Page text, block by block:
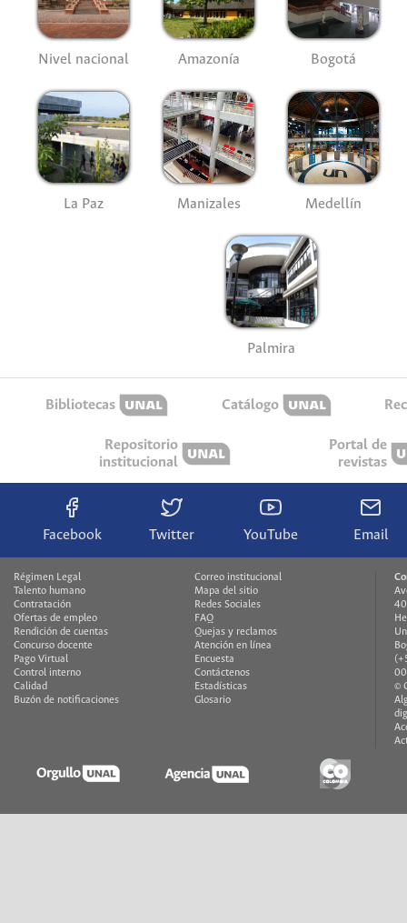
Nivel nacional Amazonía Bogotá
La Paz Manizales Medellín
Palmira
Bibliotecas Catálogo
Repositorio
institucional
Portal de
revistas
Facebook Twitter YouTube Email
Régimen Legal
Talento humano
Contratación
Ofertas de empleo
Rendición de cuentas
Concurso docente
Pago Virtual
Control interno
Calidad
Buzón de notificaciones
Correo institucional
Mapa del sitio
Redes Sociales
FAQ
Quejas y reclamos
Atención en línea
Encuesta
Contáctenos
Estadísticas
Glosario
©